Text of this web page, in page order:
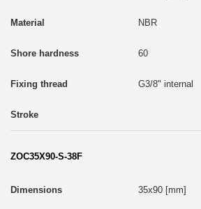
NBR
60
G3/8" internal
ZOC35X90-S-38F
35x90 [mm]